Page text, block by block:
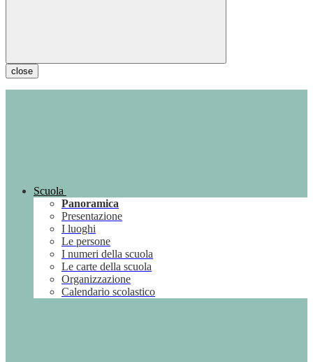
close
Scuola
Panoramica
Presentazione
I luoghi
Le persone
I numeri della scuola
Le carte della scuola
Organizzazione
Calendario scolastico